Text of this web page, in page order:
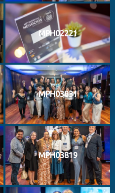
MPH02221
MPH03831
MPH03819